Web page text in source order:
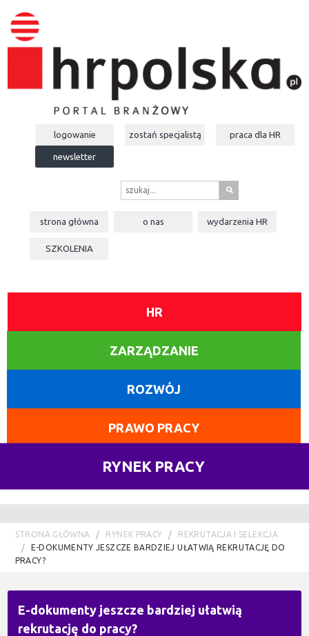
logowanie zostań specjalistą praca dla HR
newsletter
s
strona główna o nas wydarzeniaHR
SZKOLENIA
HR
ZARZĄDZANIE
ROZWÓJ
PRAWO PRACY
RYNEK PRACY
STRONA GŁÓWNA RYNEK PRACY
REKRUTACJA I SELEKCJA
E-DOKUMENTY JESZCZE BARDZIEJ UŁATWIĄ REKRUTACJĘ DO
PRACY?
E-dokumenty jeszcze bardziej ułatwią
rekrutację do pracy?